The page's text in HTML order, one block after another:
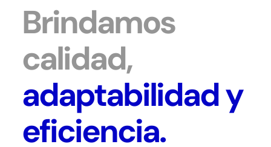
Brindamos
calidad,
adaptabilidad y
eficiencia.